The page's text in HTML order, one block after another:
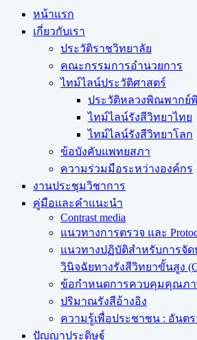
หน้าแรก
เกี่ยวกับเรา
ประวัติราชวิทยาลัย
คณะกรรมการอำนวยการ
ไทม์ไลน์ประวัติศาสตร์
ประวัติหลวงพิณพากย์
ไทม์ไลน์รังสีวิทยาไทย
ไทม์ไลน์รังสีวิทยาโลก
ข้อบังคับแพทยสภา
ความร่วมมือระหว่างองค์กร
งานประชุมวิชาการ
คู่มือและคำแนะนำ
Contrast media
แนวทางการตรวจ และ
แนวทางปฏิบัติสำหรับการจัด
วินิจฉัยทางรังสีวิทยาขั้นสูง
ข้อกำหนดการควบคุมคุณภา
ปริมาณรังสีอ้างอิง
ความรู้เพื่อประชาชน : อันตร
ปัญญาประดิษฐ์